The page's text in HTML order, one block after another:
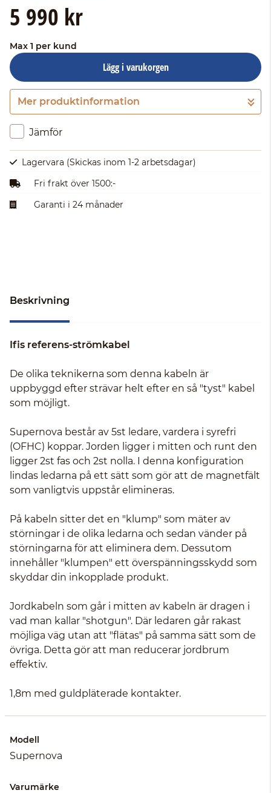
5 990 kr
Max 1 per kund
Lägg i varukorgen
Gå till kassan
Mer produktinformation
Jämför
Lagervara (Skickas inom 1-2 arbetsdagar)
Fri frakt över 1500:-
Garanti i 24 månader
Beskrivning
Ifis referens-strömkabel
De olika teknikerna som denna kabeln är
uppbyggd efter strävar helt efter en så "tyst" kabel
som möjligt.
Supernova består av 5st ledare, vardera i syrefri
(OFHC) koppar. Jorden ligger i mitten och runt den
ligger 2st fas och 2st nolla. I denna konfiguration
lindas ledarna på ett sätt som gör att de magnetfält
som vanligtvis uppstår elimineras.
På kabeln sitter det en "klump" som mäter av
störningar i de olika ledarna och sedan vänder på
störningarna för att eliminera dem. Dessutom
innehåller "klumpen" ett överspänningsskydd som
skyddar din inkopplade produkt.
Jordkabeln som går i mitten av kabeln är dragen i
vad man kallar "shotgun". Där ledaren går rakast
möjliga väg utan att "flätas" på samma sätt som de
övriga. Detta gör att man reducerar jordbrum
effektiv.
1,8m med guldpläterade kontakter.
Modell
Supernova
Varumärke